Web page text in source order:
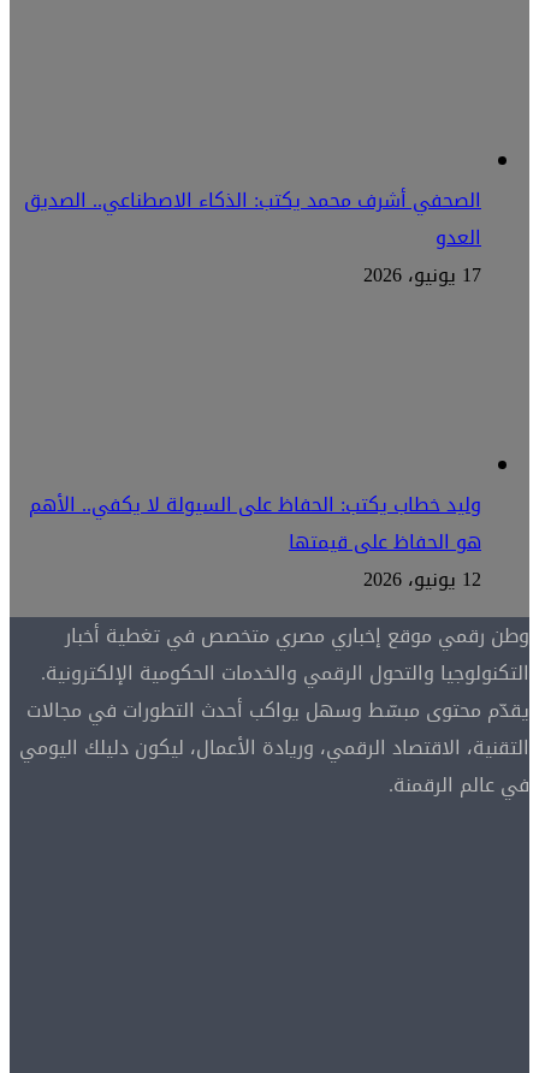
الصحفي أشرف محمد يكتب: الذكاء الاصطناعي.. الصديق
العدو
17 يونيو، 2026
وليد خطاب يكتب: الحفاظ على السيولة لا يكفي.. الأهم
هو الحفاظ على قيمتها
12 يونيو، 2026
وطن رقمي موقع إخباري مصري متخصص في تغطية أخبار
التكنولوجيا والتحول الرقمي والخدمات الحكومية الإلكترونية.
يقدّم محتوى مبسّط وسهل يواكب أحدث التطورات في مجالات
التقنية، الاقتصاد الرقمي، وريادة الأعمال، ليكون دليلك اليومي
في عالم الرقمنة.